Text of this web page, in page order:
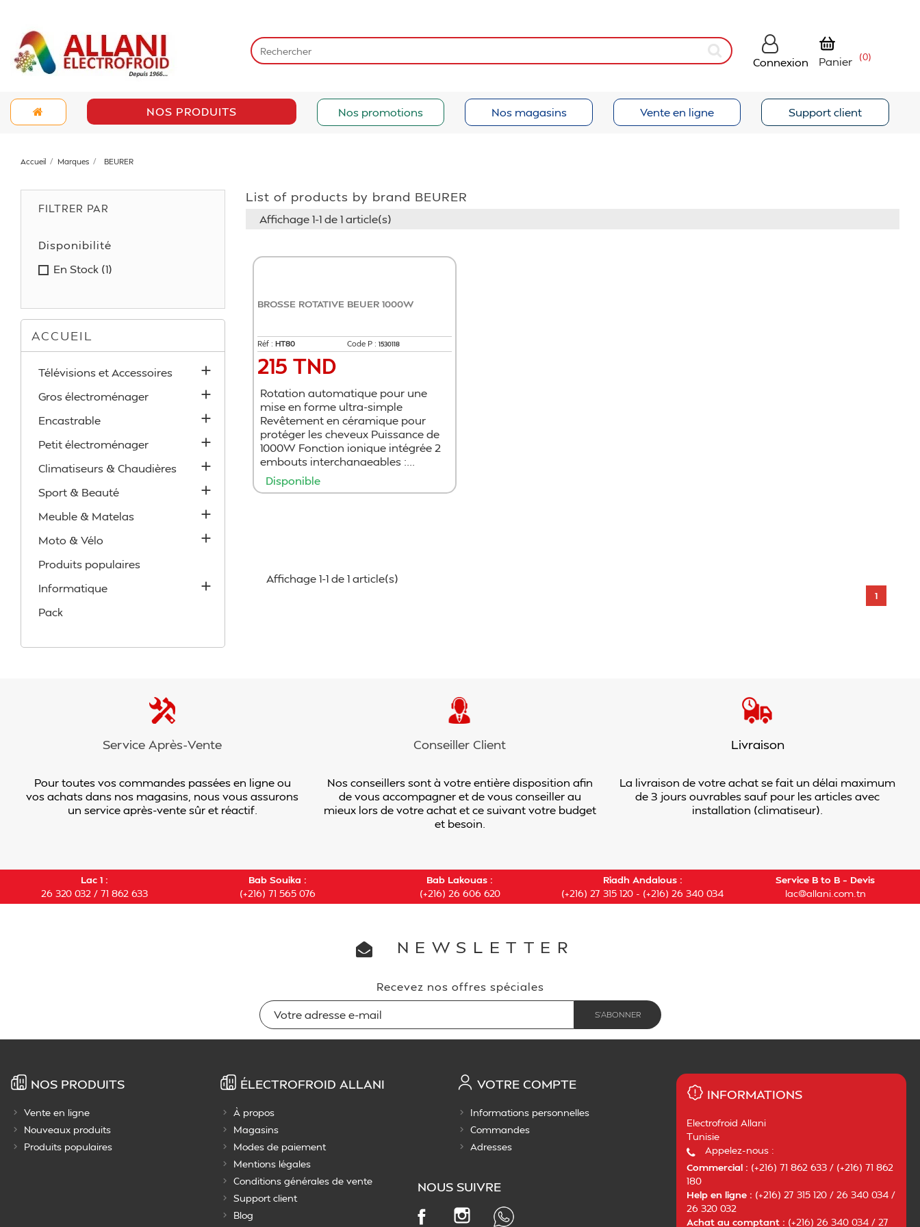
Connexion Panier (0)
NOS PRODUITS Nos promotions Nos magasins Vente en ligne Support client
Accueil Marques BEURER
FILTRER PAR
Disponibilité
En Stock (1)
ACCUEIL
Télévisions et Accessoires 
Gros électroménager 
Encastrable 
Petit électroménager 
Climatiseurs & Chaudières 
Sport & Beauté 
Meuble & Matelas 
Moto & Vélo 
Produits populaires
Informatique

Pack
List of products by brand BEURER
Affichage 1-1 de 1 article(s)
BROSSE ROTATIVE BEUER 1000W
Réf : ​HT80 Code P : 1530118
Prix
215 TND
Rotation automatique pour une
mise en forme ultra-simple
Revêtement en céramique pour
protéger les cheveux Puissance de
1000W Fonction ionique intégrée 2
embouts interchangeables :...
Disponible
Affichage 1-1 de 1 article(s)
1
Service Après-Vente
Pour toutes vos commandes passées en ligne ou
vos achats dans nos magasins, nous vous assurons
un service après-vente sûr et réactif.
Conseiller Client
Nos conseillers sont à votre entière disposition afin
de vous accompagner et de vous conseiller au
mieux lors de votre achat et ce suivant votre budget
et besoin.
Livraison
La livraison de votre achat se fait un délai maximum
de 3 jours ouvrables sauf pour les articles avec
installation (climatiseur).
Lac 1 :
26 320 032 / 71 862 633
Bab Souika :
(+216) 71 565 076
Bab Lakouas :
(+216) 26 606 620
Riadh Andalous :
(+216) 27 315 120 - (+216) 26 340 034
Service B to B – Devis
lac@allani.com.tn
NEWSLETTER
Recevez nos offres spéciales
NOS PRODUITS
Vente en ligne
Nouveaux produits
Produits populaires
ÉLECTROFROID ALLANI
À propos
Magasins
Modes de paiement
Mentions légales
Conditions générales de vente
Support client
Blog
VOTRE COMPTE
Informations personnelles
Commandes
Adresses
NOUS SUIVRE
Facebook Instagram
INFORMATIONS
Electrofroid Allani
Tunisie
Appelez-nous :
Commercial : (+216) 71 862 633 / (+216) 71 862
180
Help en ligne : (+216) 27 315 120 / 26 340 034 /
26 320 032
Achat au comptant : (+216) 26 340 034 / 27